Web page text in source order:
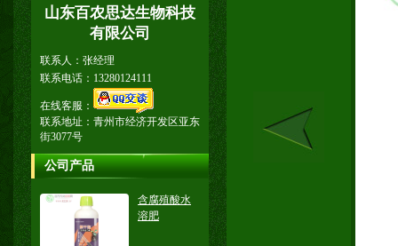
山东百农思达生物科技
有限公司
联系人：张经理
联系电话：13280124111
在线客服：
联系地址：青州市经济开发区亚东
街3077号
公司产品
含腐殖酸水
溶肥